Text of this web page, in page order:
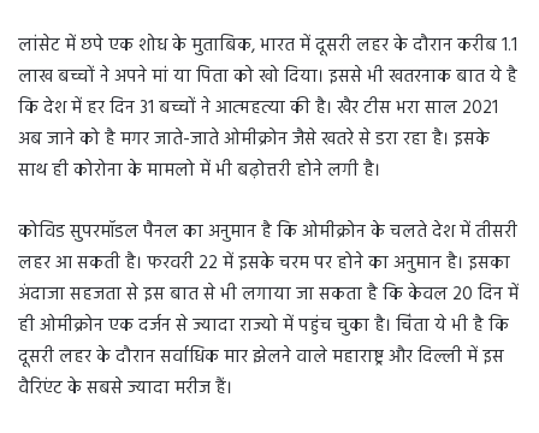
लांसेट में छपे एक शोध के मुताबिक, भारत में दूसरी लहर के दौरान करीब 1.1
लाख बच्चों ने अपने मां या पिता को खो दिया। इससे भी खतरनाक बात ये है
कि देश में हर दिन 31 बच्चों ने आत्महत्या की है। खैर टीस भरा साल 2021
अब जाने को है मगर जाते-जाते ओमीक्रोन जैसे खतरे से डरा रहा है। इसके
साथ ही कोरोना के मामलो में भी बढ़ोत्तरी होने लगी है।
कोविड सुपरमॉडल पैनल का अनुमान है कि ओमीक्रोन के चलते देश में तीसरी
लहर आ सकती है। फरवरी 22 में इसके चरम पर होने का अनुमान है। इसका
अंदाजा सहजता से इस बात से भी लगाया जा सकता है कि केवल 20 दिन में
ही ओमीक्रोन एक दर्जन से ज्यादा राज्यो में पहुंच चुका है। चिंता ये भी है कि
दूसरी लहर के दौरान सर्वाधिक मार झेलने वाले महाराष्ट्र और दिल्ली में इस
वैरिएंट के सबसे ज्यादा मरीज हैं।